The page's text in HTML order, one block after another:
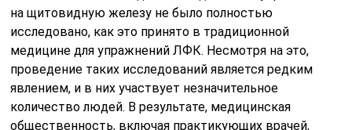
на щитовидную железу не было полностью
исследовано, как это принято в традиционной
медицине для упражнений ЛФК. Несмотря на это,
проведение таких исследований является редким
явлением, и в них участвует незначительное
количество людей. В результате, медицинская
общественность, включая практикующих врачей,